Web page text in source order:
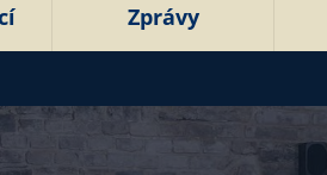
Zprávy